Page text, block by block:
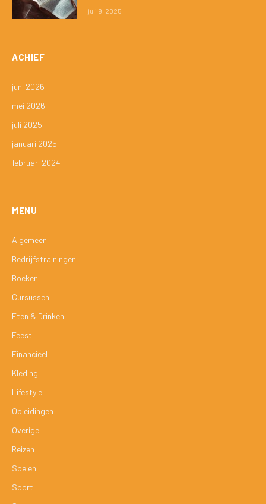
juli 9, 2025
ACHIEF
juni 2026
mei 2026
juli 2025
januari 2025
februari 2024
MENU
Algemeen
Bedrijfstrainingen
Boeken
Cursussen
Eten & Drinken
Feest
Financieel
Kleding
Lifestyle
Opleidingen
Overige
Reizen
Spelen
Sport